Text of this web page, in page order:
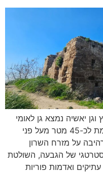
יאשיה נמצא גן לאומי
קאקון שמשתרע על פסגה המתרוממת לכ-45 מטר מעל פני
על מזרח השרון
של הגבעה, השולטת
ואדמות פוריות